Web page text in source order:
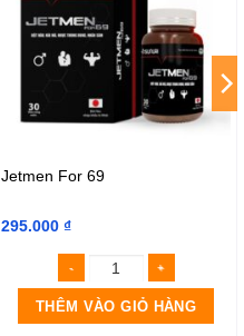
Jetmen For 69
295.000 ₫
THÊM VÀO GIỎ HÀNG